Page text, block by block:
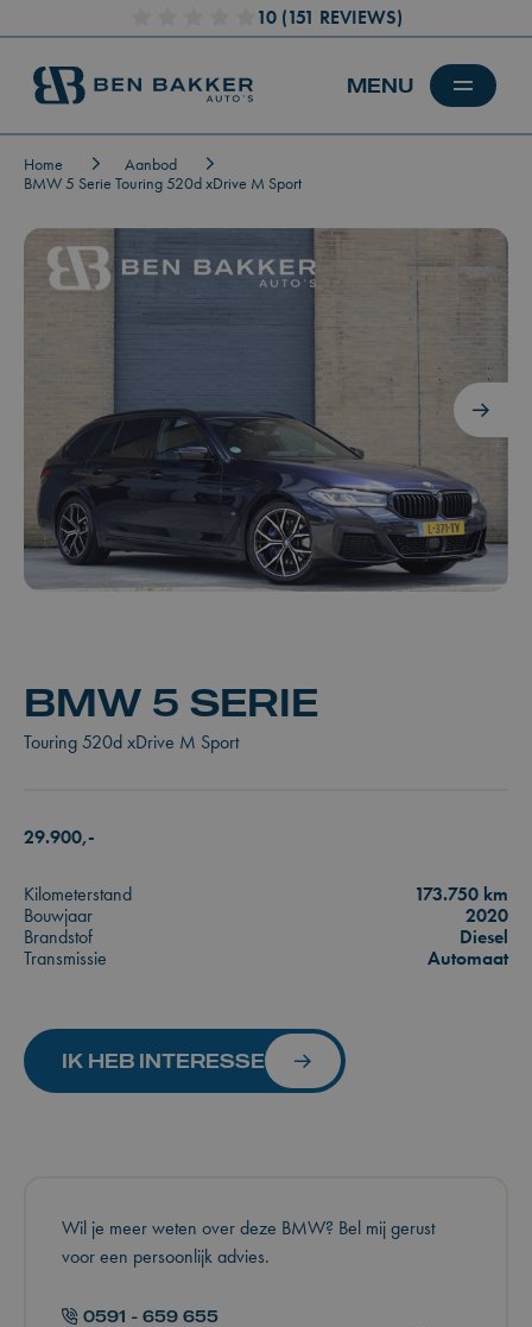
10 (151 REVIEWS)
Home
Aanbod
BMW 5 Serie Touring 520d xDrive M Sport
BMW 5 SERIE
Touring 520d xDrive M Sport
29.900,-
Kilometerstand
173.750 km
Bouwjaar
2020
Brandstof
Diesel
Transmissie
Automaat
IK HEB INTERESSE
Wil je meer weten over deze BMW? Bel mij gerust
voor een persoonlijk advies.
0591 - 659 655